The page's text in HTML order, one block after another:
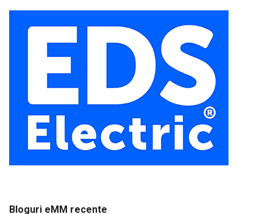
Bloguri eMM recente